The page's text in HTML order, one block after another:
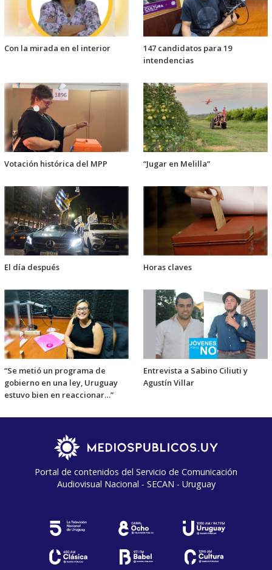
Con la mirada en el interior
147 candidatos para 19
intendencias
Votación histórica del MPP “Jugar en Melilla”
El día después Horas claves
“Se metió un programa de
gobierno en una ley, Uruguay
estuvo bien en reaccionar…”
Entrevista a Sabino Ciliuti y
Agustín Villar
Portal de contenidos del Servicio de Comunicación
Audiovisual Nacional - SECAN - Uruguay